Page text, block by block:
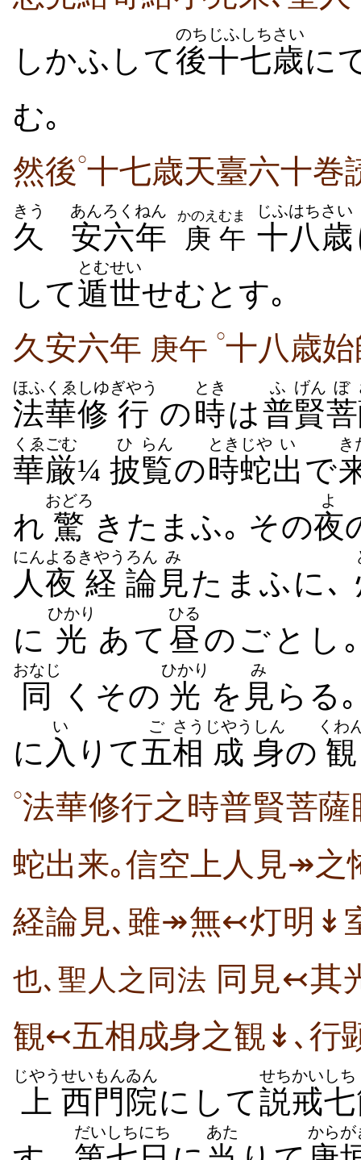
しかふして後
のち
十七
じふしち
歳
さい
に
む｡
然後○十七歳天臺六十
久
きう
安
あん
六年
ろくねん
庚
かのえ
午
むま
十八
じふはち
歳
さい
して遁世
とむせい
せむとす｡
久安六年 庚午 ○十八歳
法華
ほふくゑ
修
しゆ
行
ぎやう
の時
とき
は普
ふ
賢
げん
菩
ぼ
華厳
くゑごむ
¼ 披
ひ
覧
らん
の時
とき
蛇
じや
出
い
で
き
れ 驚
おどろ
きたまふ｡ その夜
よ
人
にん
夜
よる
経
きやう
論
ろん
見
み
たまふに､
に 光
ひかり
あて 昼
ひる
のごとし
同
おなじ
くその 光
ひかり
を 見
み
らる｡
に 入
い
りて五
ご
相
さう
成
じやう
身
しん
の 観
くわ
○法華修行之時普賢菩
蛇出来｡信空上人見↠之
経論見､雖↠無↢灯明↡
也､聖人之同法 同見↢其
観↢五相成身之観↡､行
上
じやう
西門
せいもん
院
ゐん
にして説戒
せちかい
七
しち
だい しちにち あた からが